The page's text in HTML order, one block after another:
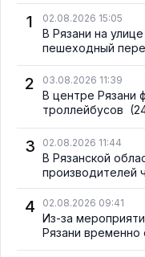
1
02.08.2026 15:05
В Рязани на
пешеходный
2 03.08.2026 11:39
В центре Рязани
троллейбусов
3 02.08.2026 11:44
В Рязанской
производителей
4 02.08.2026 09:41
Из-за
Рязани временно